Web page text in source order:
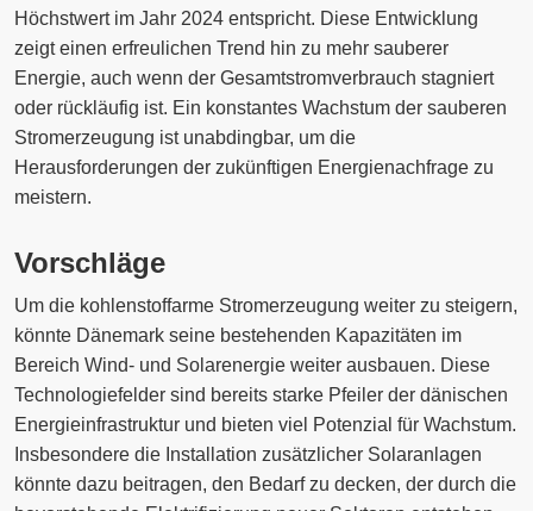
Höchstwert im Jahr 2024 entspricht. Diese Entwicklung
zeigt einen erfreulichen Trend hin zu mehr sauberer
Energie, auch wenn der Gesamtstromverbrauch stagniert
oder rückläufig ist. Ein konstantes Wachstum der sauberen
Stromerzeugung ist unabdingbar, um die
Herausforderungen der zukünftigen Energienachfrage zu
meistern.
Vorschläge
Um die kohlenstoffarme Stromerzeugung weiter zu steigern,
könnte Dänemark seine bestehenden Kapazitäten im
Bereich Wind- und Solarenergie weiter ausbauen. Diese
Technologiefelder sind bereits starke Pfeiler der dänischen
Energieinfrastruktur und bieten viel Potenzial für Wachstum.
Insbesondere die Installation zusätzlicher Solaranlagen
könnte dazu beitragen, den Bedarf zu decken, der durch die